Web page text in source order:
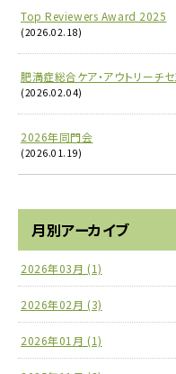
Top Reviewers Award 2025
(2026.02.18)
肥満症総合ケア・アウトリーチセ
(2026.02.04)
2026年同門会
(2026.01.19)
月別アーカイブ
2026年03月 (1)
2026年02月 (3)
2026年01月 (1)